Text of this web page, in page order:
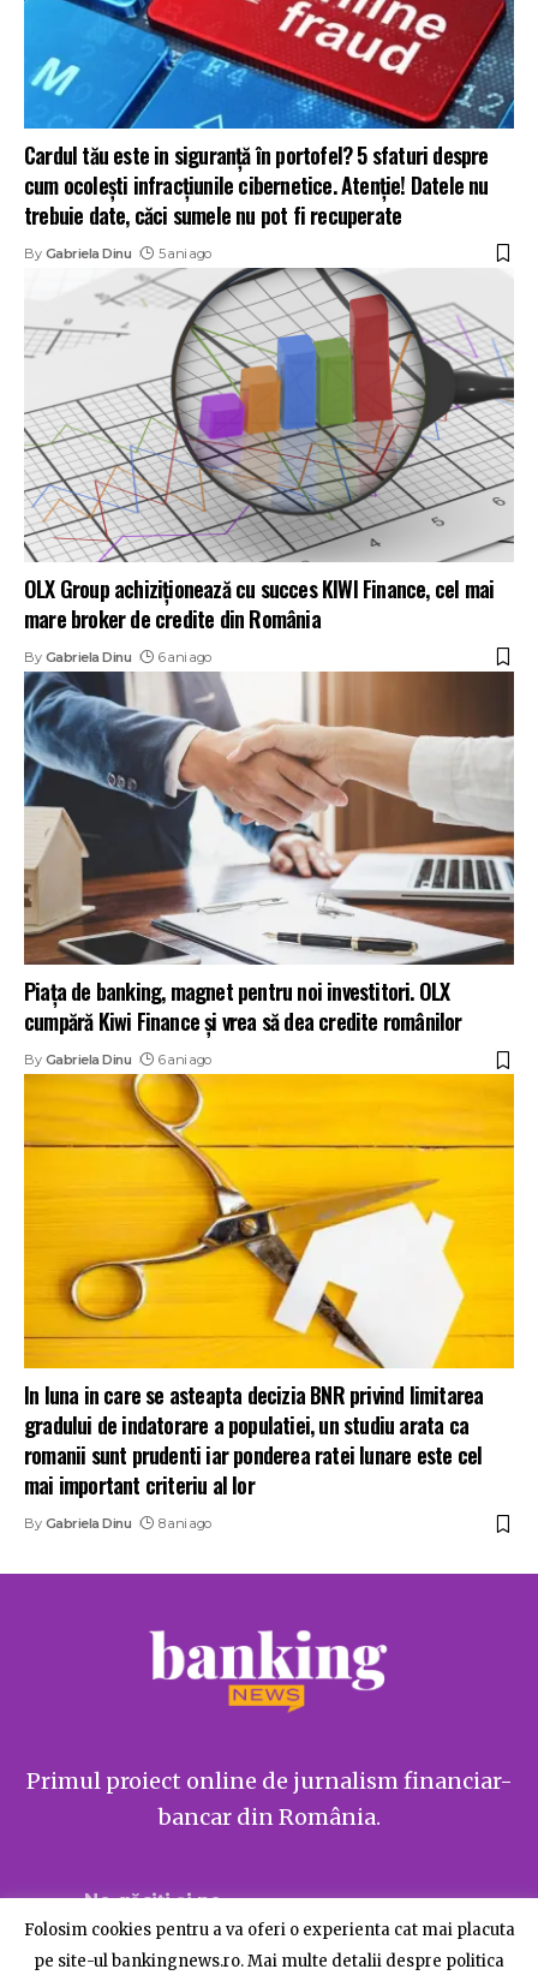
Cardul tău este in siguranță în portofel? 5 sfaturi despre
cum ocolești infracțiunile cibernetice. Atenție! Datele nu
trebuie date, căci sumele nu pot fi recuperate
By Gabriela Dinu 5 ani ago
OLX Group achiziționează cu succes KIWI Finance, cel mai
mare broker de credite din România
By Gabriela Dinu 6 ani ago
Piața de banking, magnet pentru noi investitori. OLX
cumpără Kiwi Finance și vrea să dea credite românilor
By Gabriela Dinu 6 ani ago
In luna in care se asteapta decizia BNR privind limitarea
gradului de indatorare a populatiei, un studiu arata ca
romanii sunt prudenti iar ponderea ratei lunare este cel
mai important criteriu al lor
By Gabriela Dinu 8 ani ago
Primul proiect online de jurnalism financiar-
bancar din România.
Ne găsiți și pe
Folosim cookies pentru a va oferi o experienta cat mai placuta
pe site-ul bankingnews.ro. Mai multe detalii despre politica